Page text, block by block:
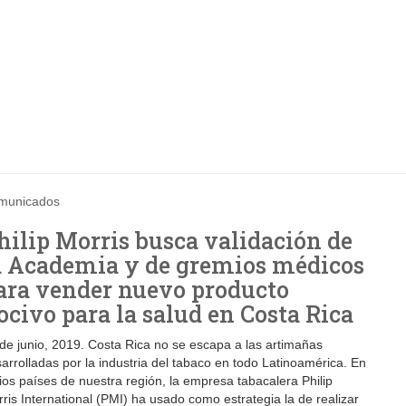
Morris busca validación de
Academia y de gremios médicos
vender nuevo producto
para la salud en Costa Rica
junio, 2019. Costa Rica no se escapa a las artimañas
por la industria del tabaco en todo Latinoamérica. En
países de nuestra región, la empresa tabacalera Philip
International (PMI) ha usado como estrategia la de realizar